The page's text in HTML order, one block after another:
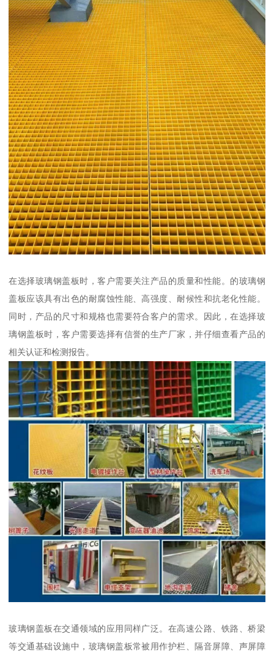
在选择玻璃钢盖板时，客户需要关注产品的质量和性能。的玻璃钢
盖板应该具有出色的耐腐蚀性能、高强度、耐候性和抗老化性能。
同时，产品的尺寸和规格也需要符合客户的需求。因此，在选择玻
璃钢盖板时，客户需要选择有信誉的生产厂家，并仔细查看产品的
相关认证和检测报告。
玻璃钢盖板在交通领域的应用同样广泛。在高速公路、铁路、桥梁
等交通基础设施中，玻璃钢盖板常被用作护栏、隔音屏障、声屏障